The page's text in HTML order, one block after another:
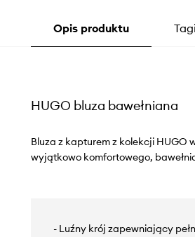
Opis produktu Tagi
HUGO bluza bawełniana
Bluza z kapturem z kolekcji HUGO
wyjątkowo komfortowego,
- Luźny krój zapewniający